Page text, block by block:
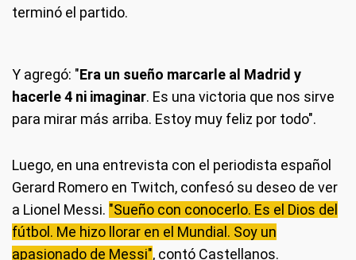
terminó el partido.
Y agregó: "Era un sueño marcarle al Madrid y
hacerle 4 ni imaginar. Es una victoria que nos sirve
para mirar más arriba. Estoy muy feliz por todo".
Luego, en una entrevista con el periodista español
Gerard Romero en Twitch, confesó su deseo de ver
a Lionel Messi. "Sueño con conocerlo. Es el Dios del
fútbol. Me hizo llorar en el Mundial. Soy un
apasionado de Messi", contó Castellanos.